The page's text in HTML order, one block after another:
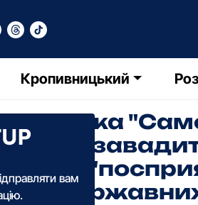
Кропивницький
вам
владу
та